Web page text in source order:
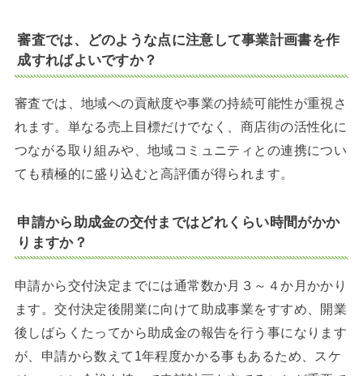
審査では、どのような点に注意して事業計画書を作
成すればよいですか？
審査では、地域への貢献度や事業の持続可能性が重視さ
れます。単なる売上目標だけでなく、商店街の活性化に
つながる取り組みや、地域コミュニティとの連携につい
ても積極的に盛り込むと高評価が得られます。
申請から助成金の交付まではどれくらい時間がかか
りますか？
申請から交付決定までには通常数か月３～４か月かかり
ます。交付決定後開業に向けて助成事業をすすめ、開業
後しばらくたってから助成金の報告を行う事になります
が、申請から数えて1年程度かかる事もあるため、スケ